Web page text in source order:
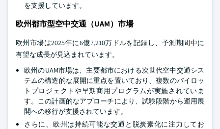
を支援しています。
欧州都市型空中交通（UAM）市場
欧州市場は2025年に6億7,210万ドルを記録し、予測期間中に
有望な成長が見込まれています。
欧州のUAM市場は、主要都市における次世代空中交通シス
テムの構造的な展開に重点を置いており、複数のパイロッ
トプロジェクトや早期商用プログラムが実施されていま
す。この計画的なアプローチにより、試験段階から運用展
開への移行が支援されています。
さらに、欧州は持続可能な交通と脱炭素化に注力してお